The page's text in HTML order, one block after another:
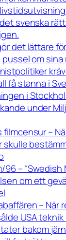
svenska
det lättare
om sina
få stanna i
i
under
filmcensur –
skulle
96 – “Swedish
om ett
– När
USA
bakom